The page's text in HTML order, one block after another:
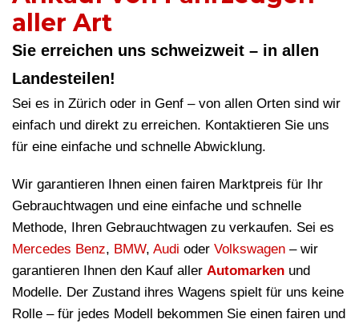
aller Art
Sie erreichen uns schweizweit – in allen
Landesteilen!
Sei es in Zürich oder in Genf – von allen Orten sind wir
einfach und direkt zu erreichen. Kontaktieren Sie uns
für eine einfache und schnelle Abwicklung.
Wir garantieren Ihnen einen fairen Marktpreis für Ihr
Gebrauchtwagen und eine einfache und schnelle
Methode, Ihren Gebrauchtwagen zu verkaufen. Sei es
Mercedes Benz, BMW, Audi oder Volkswagen – wir
garantieren Ihnen den Kauf aller Automarken und
Modelle. Der Zustand ihres Wagens spielt für uns keine
Rolle – für jedes Modell bekommen Sie einen fairen und